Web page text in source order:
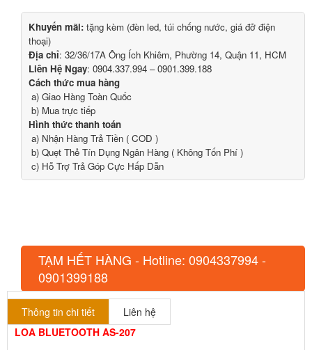
Khuyến mãi: tặng kèm (đèn led, túi chống nước, giá đỡ điện
thoại)
Địa chỉ: 32/36/17A Ông Ích Khiêm, Phường 14, Quận 11, HCM
Liên Hệ Ngay: 0904.337.994 – 0901.399.188
Cách thức mua hàng
a) Giao Hàng Toàn Quốc
b) Mua trực tiếp
Hình thức thanh toán
a) Nhận Hàng Trả Tiền ( COD )
b) Quẹt Thẻ Tín Dụng Ngân Hàng ( Không Tốn Phí )
c) Hỗ Trợ Trả Góp Cực Hấp Dẫn
TẠM HẾT HÀNG - Hotline: 0904337994 -
0901399188
Thông tin chi tiết
Liên hệ
LOA BLUETOOTH AS-207